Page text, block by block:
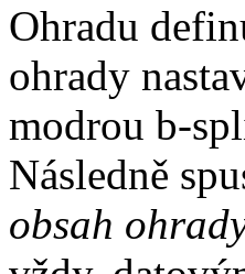
Ohradu
ohrady
modrou b-
Následně
obsah